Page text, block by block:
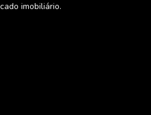
imobiliário.